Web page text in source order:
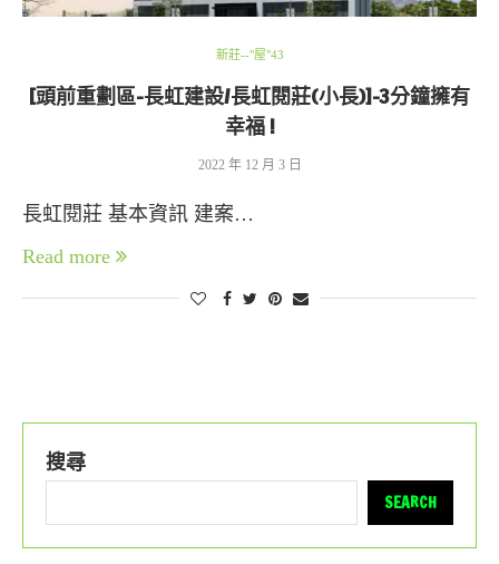
新莊--"屋"43
[頭前重劃區-長虹建設/長虹閱莊(小長)]-3分鐘擁有
幸福 !
2022 年 12 月 3 日
長虹閱莊 基本資訊 建案…
Read more
搜尋
SEARCH